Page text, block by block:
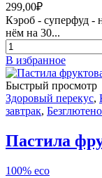
299,00₽
Кэроб - суперфуд -
нём на 30...
Количество
товара
КЭРОБ
сушёные
стручки
рожкового
дерева,
суперфуд,
Турция,
В избранное
Быстрый просмотр
Здоровый перекус,
завтрак,
Пастила
100% eco